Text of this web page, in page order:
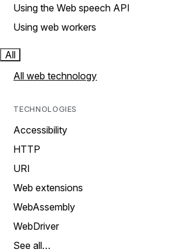
Using the Web speech API
Using web workers
All
All web technology
TECHNOLOGIES
Accessibility
HTTP
URI
Web extensions
WebAssembly
WebDriver
See all…